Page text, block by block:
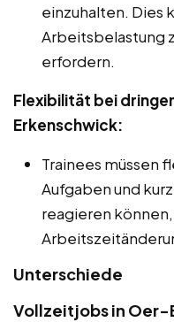
einzuhalten. Dies
Arbeitsbelastung
erfordern.
Flexibilität bei
Erkenschwick:
Trainees müssen
Aufgaben und
reagieren
Unterschiede
Vollzeitjobs in Oer-